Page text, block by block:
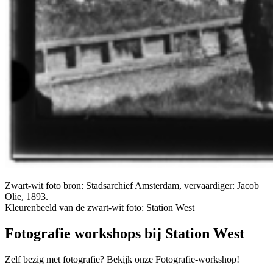
Zwart-wit foto bron: Stadsarchief Amsterdam, vervaardiger: Jacob
Olie, 1893.
Kleurenbeeld van de zwart-wit foto: Station West
Fotografie workshops bij Station West
Zelf bezig met fotografie? Bekijk onze Fotografie-workshop!